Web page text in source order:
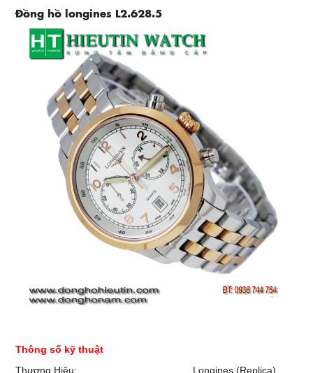
Đồng hồ longines L2.628.5
Thông số kỹ thuật
Thương Hiệu:
Longines (Replica)